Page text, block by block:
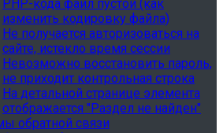
PHP-кода файл пустой (как
изменить кодировку файла)
Не получается авторизоваться на
сайте, истекло время сессии
Невозможно восстановить пароль,
не приходит контрольная строка
На детальной странице элемента
отображается "Раздел не найден"
обратной связи